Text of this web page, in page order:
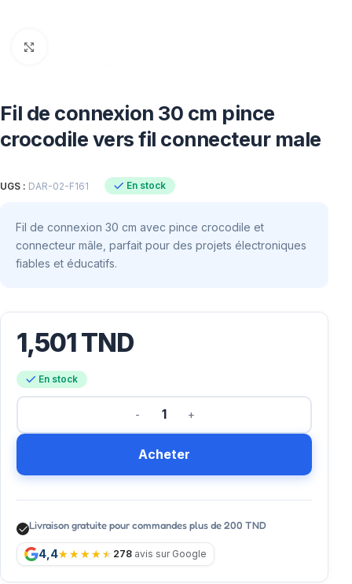
Fil de connexion 30 cm pince
crocodile vers fil connecteur male
UGS : DAR-02-F161 En stock
Fil de connexion 30 cm avec pince crocodile et
connecteur mâle, parfait pour des projets électroniques
fiables et éducatifs.
1,501TND
En stock
Acheter
Livraison gratuite pour commandes plus de 200 TND
4,4 278 avis sur Google